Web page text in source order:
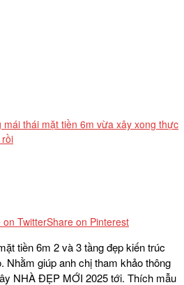
thái mặt tiền 6m vừa xây xong thực
on TwitterShare on Pinterest
tiền 6m 2 và 3 tầng đẹp kiến trúc
Nhằm giúp anh chị tham khảo thông
NHÀ ĐẸP MỚI 2025 tới. Thích mẫu